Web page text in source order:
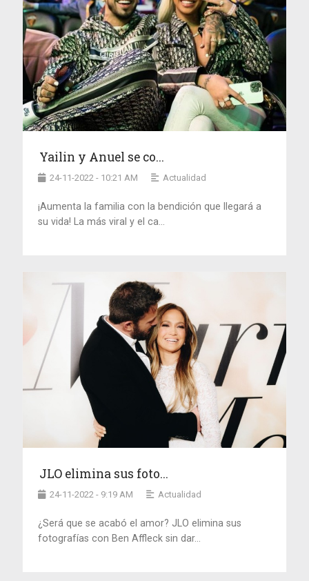
Yailin y Anuel se co...
24-11-2022 - 10:21 AM Actualidad
¡Aumenta la familia con la bendición que llegará a
su vida! La más viral y el ca...
JLO elimina sus foto...
24-11-2022 - 9:19 AM Actualidad
¿Será que se acabó el amor? JLO elimina sus
fotografías con Ben Affleck sin dar...